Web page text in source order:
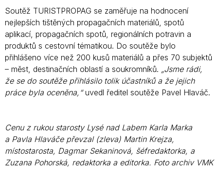
Soutěž TURISTPROPAG se zaměřuje na hodnocení
nejlepších tištěných propagačních materiálů, spotů
aplikací, propagačních spotů, regionálních potravin a
produktů s cestovní tématikou. Do soutěže bylo
přihlášeno více než 200 kusů materiálů a přes 70 subjektů
– měst, destinačních oblastí a soukromníků. „Jsme rádi,
že se do soutěže přihlásilo tolik účastníků a že jejich
práce byla oceněna,“uvedl ředitel soutěže Pavel Hlaváč.
Cenu z rukou starosty Lysé nad Labem Karla Marka
a Pavla Hlaváče převzal (zleva) Martin Krejza,
místostarosta, Dagmar Sekaninová, šéfredaktorka, a
Zuzana Pohorská, redaktorka a editorka. Foto archiv VMK